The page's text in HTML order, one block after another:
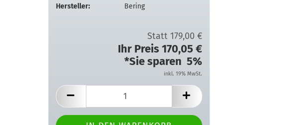
Hersteller: Bering
Statt 179,00 €
Ihr Preis 170,05 €
*Sie sparen 5%
inkl. 19% MwSt.